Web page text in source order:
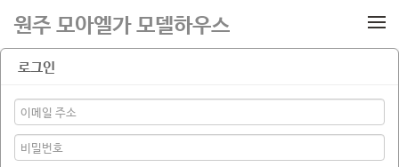
원주 모아엘가 모델하우스
로그인